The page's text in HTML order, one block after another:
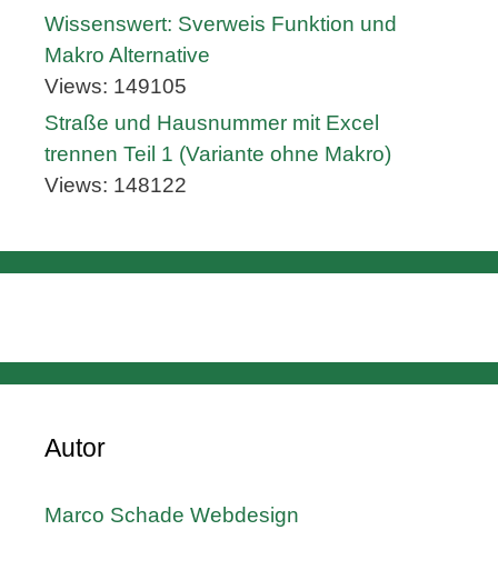
Wissenswert: Sverweis Funktion und
Makro Alternative
Views: 149105
Straße und Hausnummer mit Excel
trennen Teil 1 (Variante ohne Makro)
Views: 148122
Autor
Marco Schade Webdesign